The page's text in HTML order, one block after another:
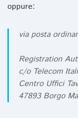
oppure:
via posta
Registration
c/o Telecom
Centro Uffici
47893 Borgo